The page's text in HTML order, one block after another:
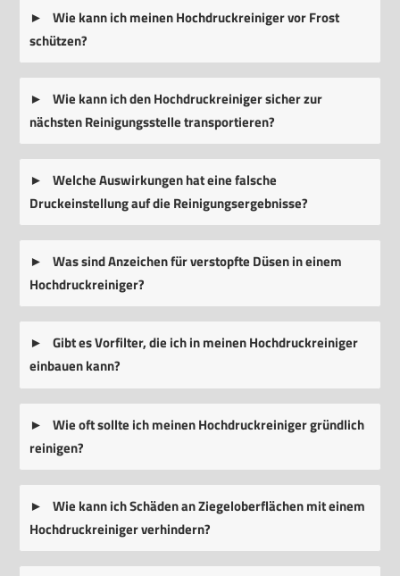
Wie kann ich meinen Hochdruckreiniger vor Frost
schützen?
Wie kann ich den Hochdruckreiniger sicher zur
nächsten Reinigungsstelle transportieren?
Welche Auswirkungen hat eine falsche
Druckeinstellung auf die Reinigungsergebnisse?
Was sind Anzeichen für verstopfte Düsen in einem
Hochdruckreiniger?
Gibt es Vorfilter, die ich in meinen Hochdruckreiniger
einbauen kann?
Wie oft sollte ich meinen Hochdruckreiniger gründlich
reinigen?
Wie kann ich Schäden an Ziegeloberflächen mit einem
Hochdruckreiniger verhindern?